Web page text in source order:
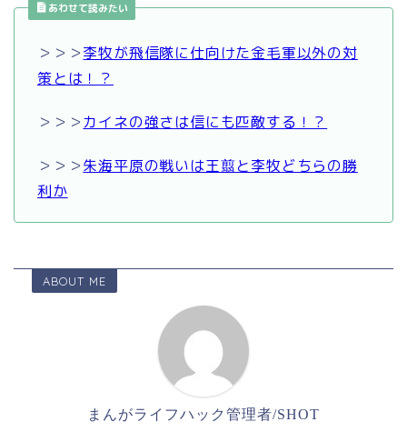
あわせて読みたい
＞＞＞李牧が飛信隊に仕向けた金毛軍以外の対
策とは！？
＞＞＞カイネの強さは信にも匹敵する！？
＞＞＞朱海平原の戦いは王翦と李牧どちらの勝
利か
ABOUT ME
まんがライフハック管理者/SHOT